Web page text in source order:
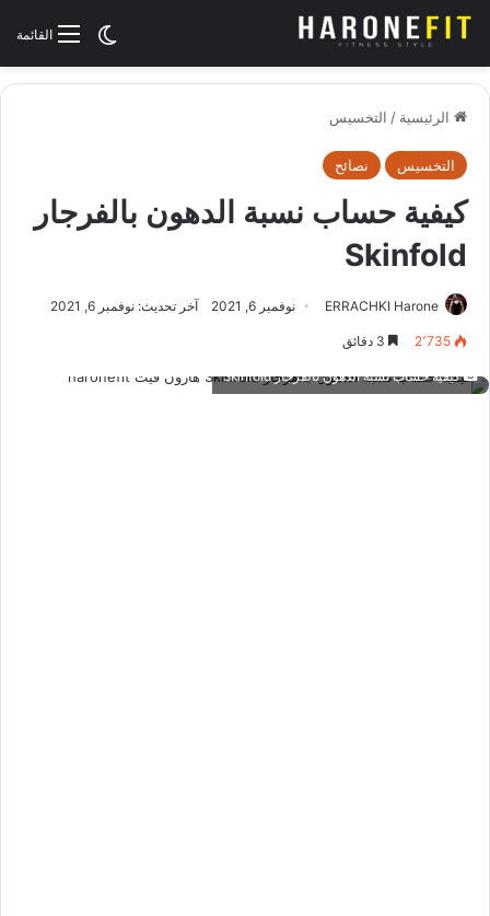
القائمةالوضع
الرئيسية / التخسيس
التخسيس نصائح
كيفية حساب نسبة الدهون بالفرجار
Skinfold
ERRACHKI Harone نوفمبر 6, 2021 آخر تحديث: نوفمبر 6, 2021
2٬735
كيفية حساب نسبة الدهون بالفرجار Skinfold